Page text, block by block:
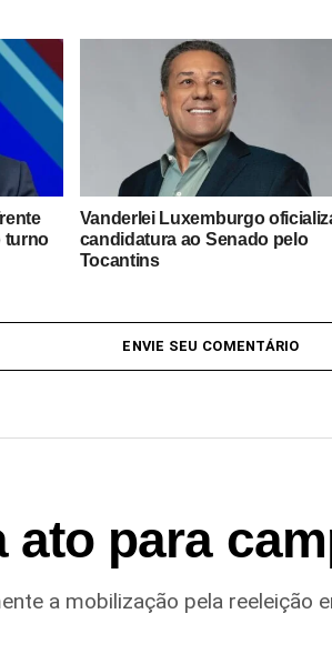
turno
Vanderlei Luxemburgo
candidatura ao Senado pelo
Tocantins
ENVIE SEU COMENTÁRIO
ato para
a mobilização pela reeleição